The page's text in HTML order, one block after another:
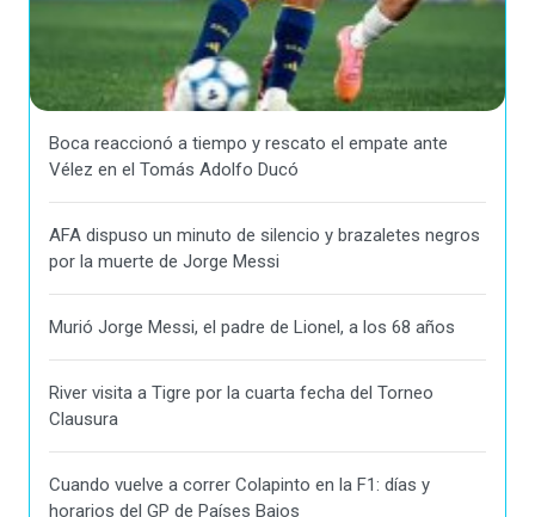
Boca reaccionó a tiempo y rescato el empate ante
Vélez en el Tomás Adolfo Ducó
AFA dispuso un minuto de silencio y brazaletes negros
por la muerte de Jorge Messi
Murió Jorge Messi, el padre de Lionel, a los 68 años
River visita a Tigre por la cuarta fecha del Torneo
Clausura
Cuando vuelve a correr Colapinto en la F1: días y
horarios del GP de Países Bajos